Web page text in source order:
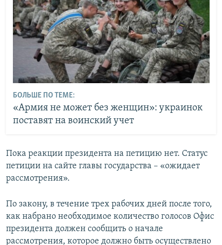
БОЛЬШЕ ПО ТЕМЕ:
«Армия не может без женщин»: украинок
поставят на воинский учет
Пока реакции президента на петицию нет. Статус
петиции на сайте главы государства – «ожидает
рассмотрения».
По закону, в течение трех рабочих дней после того,
как набрано необходимое количество голосов Офис
президента должен сообщить о начале
рассмотрения, которое должно быть осуществлено